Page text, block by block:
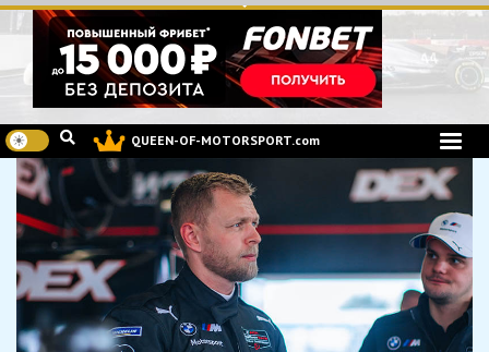
Перейти
к
содержимому
QUEEN-OF-MOTORSPORT.com